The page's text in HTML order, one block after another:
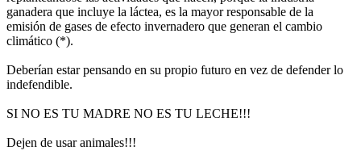
ganadera que incluye la láctea, es la mayor responsable de la
emisión de gases de efecto invernadero que generan el cambio
climático (*).
Deberían estar pensando en su propio futuro en vez de defender lo
indefendible.
SI NO ES TU MADRE NO ES TU LECHE!!!
Dejen de usar animales!!!